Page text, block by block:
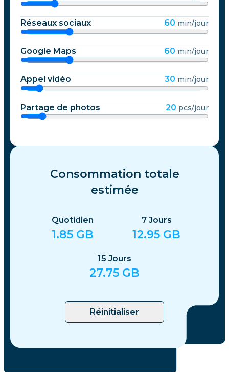
Réseaux sociaux 60 min/jour
Google Maps 60 min/jour
Appel vidéo 30 min/jour
Partage de photos 20 pcs/jour
Consommation totale
estimée
Quotidien
1.85 GB
7 Jours
12.95 GB
15 Jours
27.75 GB
Réinitialiser